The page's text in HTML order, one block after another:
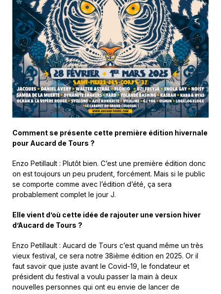
Comment se présente cette première édition hivernale
pour Aucard de Tours ?
Enzo Petillault : Plutôt bien. C’est une première édition donc
on est toujours un peu prudent, forcément. Mais si le public
se comporte comme avec l’édition d’été, ça sera
probablement complet le jour J.
Elle vient d’où cette idée de rajouter une version hiver
d’Aucard de Tours ?
Enzo Petillault : Aucard de Tours c’est quand même un très
vieux festival, ce sera notre 38ième édition en 2025. Or il
faut savoir que juste avant le Covid-19, le fondateur et
président du festival a voulu passer la main à deux
nouvelles personnes qui ont eu envie de lancer de